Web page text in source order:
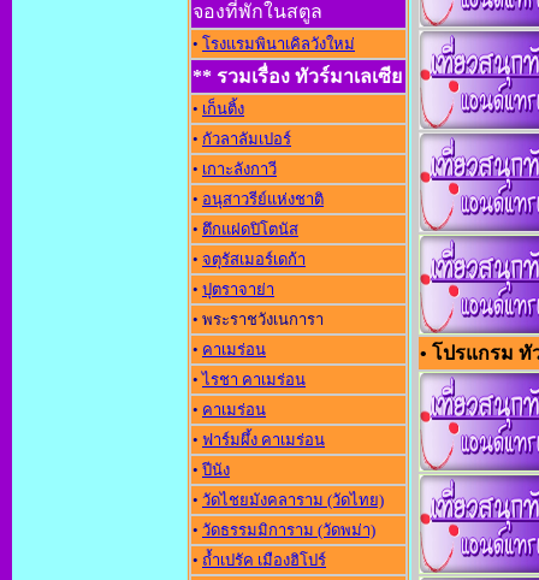
จองที่พักในสตูล
• โรงแรมพินาเคิลวังใหม่
** รวมเรื่อง ทัวร์มาเลเซีย
• เก็นติ้ง
• กัวลาลัมเปอร์
• เกาะลังกาวี
• อนุสาวรีย์แห่งชาต
• ตึกแฝดปิโตนัส
• จตุรัสเมอร์เดก้า
• ปุตราจาย่า
• พระราชวังเนการา
• คาเมร่อน
•ไรชา คาเมร่อน
• คาเมร่อน
• ฟาร์มผึ้ง คาเมร่อน
• ปีนัง
• วัดไชยมังคลาราม (วัดไทย)
• วัดธรรมมิการาม (วัดพม่า)
• ถ้ำเปรัค เมืองฮิโปร์
• โปรแกรม ทั